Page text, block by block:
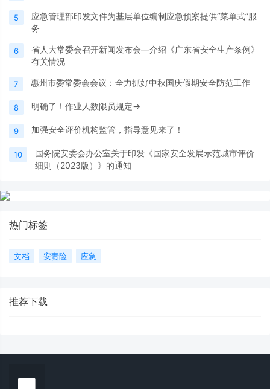
5
应急管理部印发文件为基层单位编制应急预案提供“菜单式”服
务
6
省人大常委会召开新闻发布会—介绍《广东省安全生产条例》
有关情况
7 惠州市委常委会会议：全力抓好中秋国庆假期安全防范工作
8 明确了！作业人数限员规定→
9 加强安全评价机构监管，指导意见来了！
10
国务院安委会办公室关于印发《国家安全发展示范城市评价
细则（2023版）》的通知
热门标签
文档 安责险 应急
推荐下载